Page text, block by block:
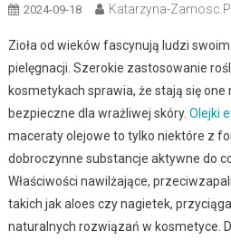
2024-09-18 Katarzyna-Zamosc.pl
Zioła od wieków fascynują ludzi
pielęgnacji. Szerokie zastosowanie
kosmetykach sprawia, że stają się one
bezpieczne dla wrażliwej skóry. Olejki
maceraty olejowe to tylko niektóre z
dobroczynne substancje aktywne do
Właściwości nawilżające,
takich jak aloes czy nagietek,
naturalnych rozwiązań w kosmetyce.